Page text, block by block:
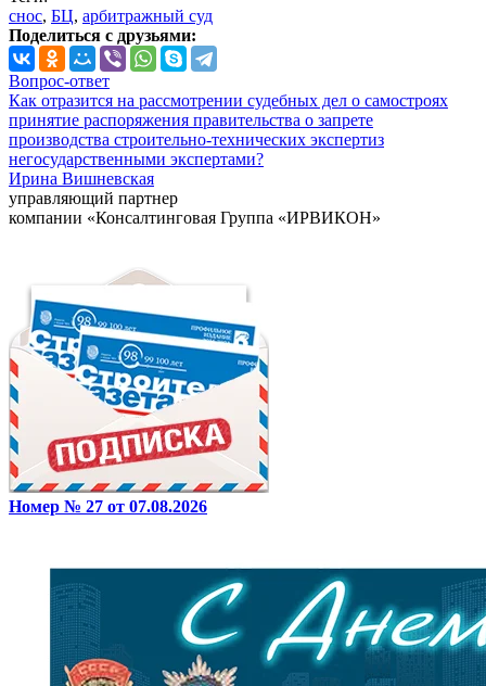
снос, БЦ, арбитражный суд
Поделиться с друзьями:
Вопрос-ответ
Как отразится на рассмотрении судебных дел о самостроях
принятие распоряжения правительства о запрете
производства строительно-технических экспертиз
негосударственными экспертами?
Ирина Вишневская
управляющий партнер
компании «Консалтинговая Группа «ИРВИКОН»
Номер № 27 от 07.08.2026